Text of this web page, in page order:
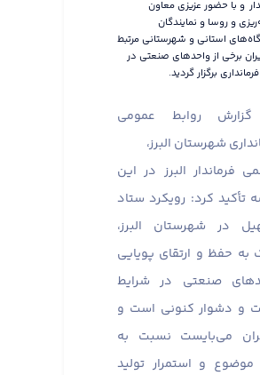
و با حضور عزیزی معاون
و روسا و نمایندگان
استانی و شهرستانی مرتبط
برخی از واحدهای صنعتی در
برگزار گردید.
روابط عمومی
شهرستان البرز،
فرماندار البرز در این
تأکید کرد: رویکرد ستاد
در شهرستان البرز،
به حفظ و ارتقای پویایی
صنعتی در شرایط
و دشوار کنونی است و
می‌بایست نسبت به
موضوع و استمرار تولید